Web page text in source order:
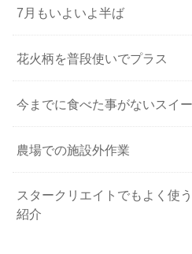
7月もいよいよ半ば
花火柄を普段使いでプラス
今までに食べた事がないスイ
農場での施設外作業
スタークリエイトでもよく使
紹介